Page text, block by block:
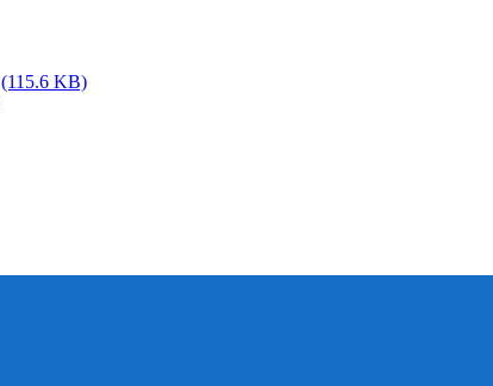
(115.6 KB)